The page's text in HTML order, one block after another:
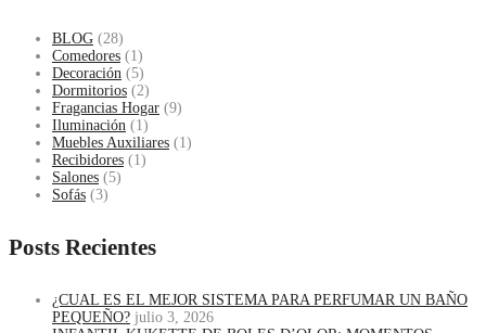
BLOG (28)
Comedores (1)
Decoración (5)
Dormitorios (2)
Fragancias Hogar (9)
Iluminación (1)
Muebles Auxiliares (1)
Recibidores (1)
Salones (5)
Sofás (3)
Posts Recientes
¿CUAL ES EL MEJOR SISTEMA PARA PERFUMAR UN BAÑO
PEQUEÑO? julio 3, 2026